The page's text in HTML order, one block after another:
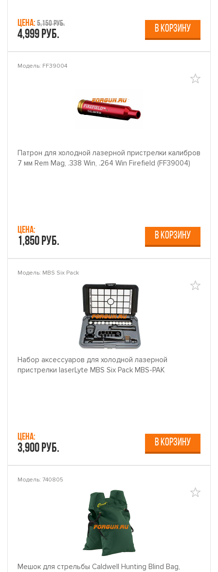
Цена: 5,150 руб.
4,999 руб. В КОРЗИНУ
Модель: FF39004
Патрон для холодной лазерной пристрелки калибров
7 мм Rem Mag, .338 Win, .264 Win Firefield (FF39004)
Цена:
1,850 руб. В КОРЗИНУ
Модель: MBS Six Pack
Набор аксессуаров для холодной лазерной
пристрелки laserLyte MBS Six Pack MBS-PAK
Цена:
3,900 руб. В КОРЗИНУ
Модель: 740805
Мешок для стрельбы Caldwell Hunting Blind Bag,